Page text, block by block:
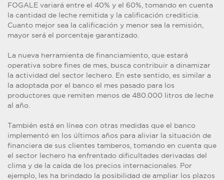
FOGALE variará entre el 40% y el 60%, tomando en cuenta
la cantidad de leche remitida y la calificación crediticia.
Cuanto mejor sea la calificación y menor sea la remisión,
mayor será el porcentaje garantizado.
La nueva herramienta de financiamiento, que estará
operativa sobre fines de mes, busca contribuir a dinamizar
la actividad del sector lechero. En este sentido, es similar a
la adoptada por el banco el mes pasado para los
productores que remiten menos de 480.000 litros de leche
al año.
También está en línea con otras medidas que el banco
implementó en los últimos años para aliviar la situación de
financiera de sus clientes tamberos, tomando en cuenta que
el sector lechero ha enfrentado dificultades derivadas del
clima y de la caída de los precios internacionales. Por
ejemplo, les ha brindado la posibilidad de ampliar los plazos